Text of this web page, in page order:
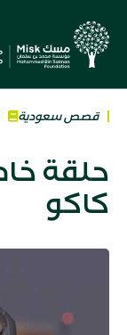
قصص سعودية
كاكو